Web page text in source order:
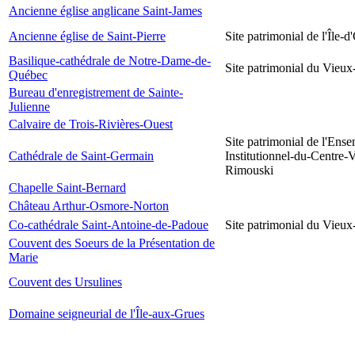
Ancienne église anglicane Saint-James
Ancienne église de Saint-Pierre
Site patrimonial de l'Île-
Basilique-cathédrale de Notre-Dame-de-
Québec
Site patrimonial du
Bureau d'enregistrement de Sainte-
Julienne
Calvaire de Trois-Rivières-Ouest
Cathédrale de Saint-Germain
Site patrimonial de
Institutionnel-du-Centre-
Rimouski
Chapelle Saint-Bernard
Château Arthur-Osmore-Norton
Co-cathédrale Saint-Antoine-de-Padoue
Site patrimonial du
Couvent des Soeurs de la Présentation de
Marie
Couvent des Ursulines
Domaine seigneurial de l'Île-aux-Grues